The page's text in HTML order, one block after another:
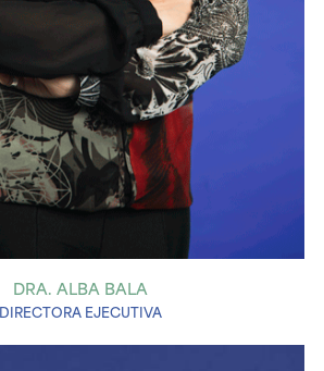
DRA. ALBA BALA
DIRECTORA EJECUTIVA